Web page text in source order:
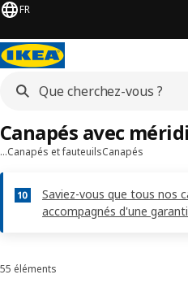
FR
…Canapés et fauteuilsCanapés
Saviez-vous que tous nos
accompagnés d'une
Canapés avec
Trier et filtrer
55 éléments